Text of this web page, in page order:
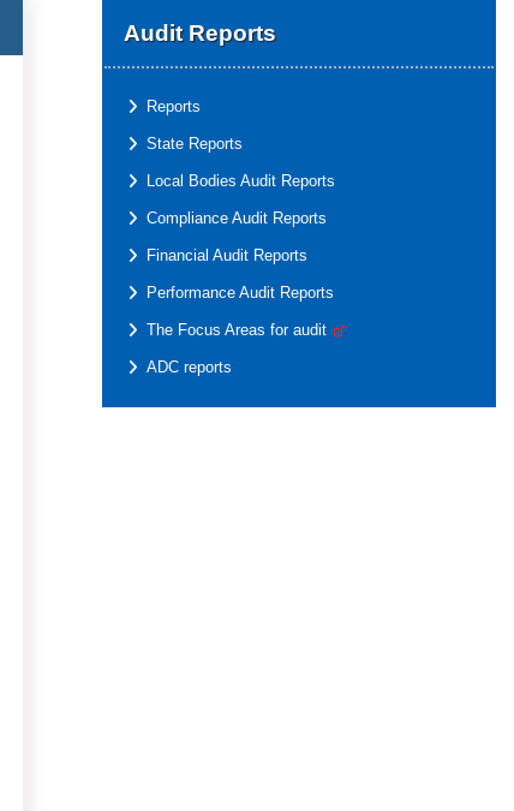
Audit Reports
Reports
State Reports
Local Bodies Audit Reports
Compliance Audit Reports
Financial Audit Reports
Performance Audit Reports
The Focus Areas for audit
ADC reports